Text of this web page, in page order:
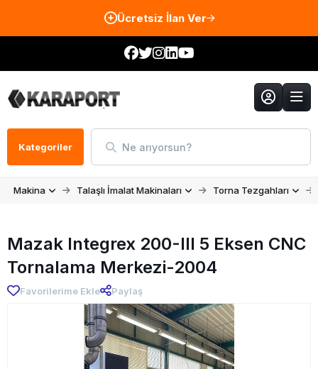
Ücretsiz İlan Ver
Kategoriler Ne arıyorsun?
Makina Talaşlı İmalat Makinaları Torna Tezgahları
Mazak Integrex 200-III 5 Eksen CNC
Tornalama Merkezi-2004
Favorilerime Ekle Paylaş